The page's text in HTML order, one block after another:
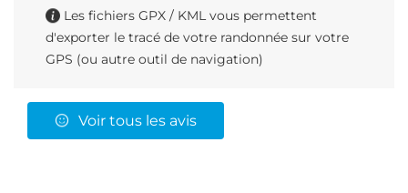
Les fichiers GPX / KML vous permettent
d'exporter le tracé de votre randonnée sur votre
GPS (ou autre outil de navigation)
Voir tous les avis